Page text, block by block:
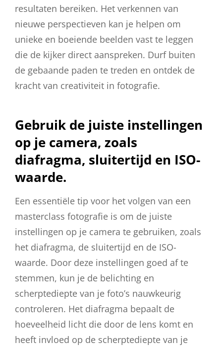
resultaten bereiken. Het verkennen van
nieuwe perspectieven kan je helpen om
unieke en boeiende beelden vast te leggen
die de kijker direct aanspreken. Durf buiten
de gebaande paden te treden en ontdek de
kracht van creativiteit in fotografie.
Gebruik de juiste instellingen
op je camera, zoals
diafragma, sluitertijd en ISO-
waarde.
Een essentiële tip voor het volgen van een
masterclass fotografie is om de juiste
instellingen op je camera te gebruiken, zoals
het diafragma, de sluitertijd en de ISO-
waarde. Door deze instellingen goed af te
stemmen, kun je de belichting en
scherptediepte van je foto’s nauwkeurig
controleren. Het diafragma bepaalt de
hoeveelheid licht die door de lens komt en
heeft invloed op de scherptediepte van je